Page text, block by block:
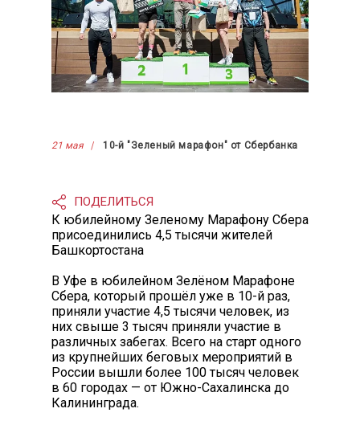
21 мая 10-й "Зеленый марафон" от Сбербанка
ПОДЕЛИТЬСЯ
К юбилейному Зеленому Марафону Сбера
присоединились 4,5 тысячи жителей
Башкортостана
В Уфе в юбилейном Зелёном Марафоне
Сбера, который прошёл уже в 10-й раз,
приняли участие 4,5 тысячи человек, из
них свыше 3 тысяч приняли участие в
различных забегах. Всего на старт одного
из крупнейших беговых мероприятий в
России вышли более 100 тысяч человек
в 60 городах — от Южно-Сахалинска до
Калининграда.